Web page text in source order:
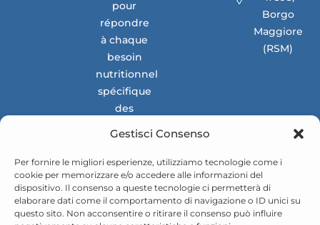
Gestisci Consenso
Per fornire le migliori esperienze, utilizziamo tecnologie come i
cookie per memorizzare e/o accedere alle informazioni del
dispositivo. Il consenso a queste tecnologie ci permetterà di
elaborare dati come il comportamento di navigazione o ID unici su
questo sito. Non acconsentire o ritirare il consenso può influire
pour
répondre
à chaque
besoin
nutritionnel
spécifique
des
et
internationaux.
Borgo
Maggiore
(RSM)